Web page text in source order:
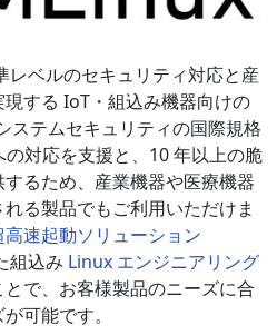
レベルのセキュリティ対応と産
する IoT・組込み機器向けの
ステムセキュリティの国際規格
対応を支援と、10 年以上の脆
るため、産業機器や医療機器
る製品でもご利用いただけま
速起動ソリューション
組込み Linux エンジニアリング
で、お客様製品のニーズに合
可能です。